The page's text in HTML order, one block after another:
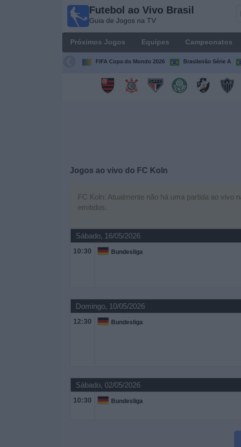
Futebol ao Vivo Brasil
Guia de Jogos na TV
Próximos Jogos Equipes Campeonatos
FIFA Copa do Mondo 2026 Brasileirão Série A
Jogos ao vivo do FC Koln
FC Koln: Atualmente não há uma partida ao vivo
emitidos.
Sábado, 16/05/2026
10:30 Bundesliga
Domingo, 10/05/2026
12:30 Bundesliga
Sábado, 02/05/2026
10:30 Bundesliga